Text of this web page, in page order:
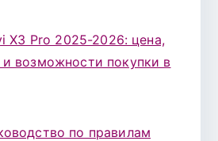
X3 Pro 2025-2026: цена,
и возможности покупки в
по правилам